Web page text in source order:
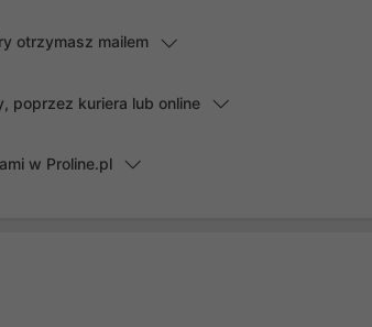
otrzymasz mailem
poprzez kuriera lub online
w Proline.pl